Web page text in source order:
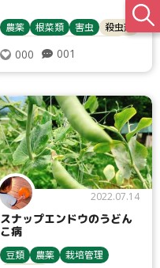
農薬 根菜類 害虫
殺虫剤
000 001
2022.07.14
スナップエンドウのうどん
こ病
豆類 農薬
栽培管理